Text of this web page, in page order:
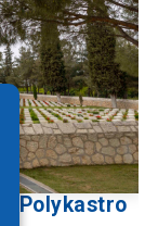
Polykastro